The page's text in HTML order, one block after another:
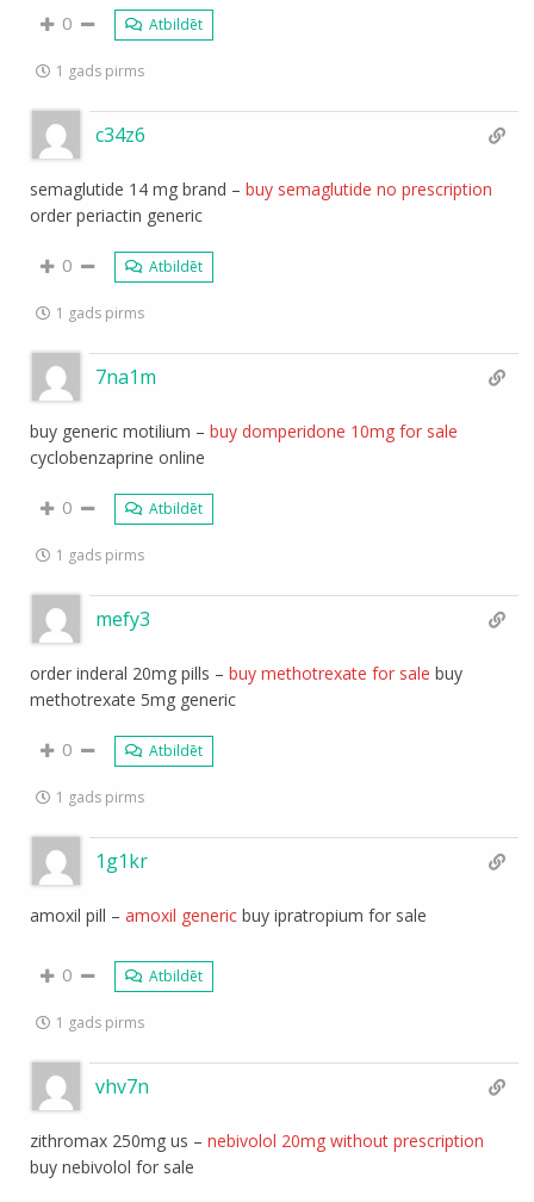
0 Atbildēt
1 gads pirms
c34z6
semaglutide 14 mg brand –buy semaglutide no prescription
order periactin generic
0 Atbildēt
1 gads pirms
7na1m
buy generic motilium –buy domperidone 10mg for sale
cyclobenzaprine online
0 Atbildēt
1 gads pirms
mefy3
order inderal 20mg pills –buy methotrexate for sale buy
methotrexate 5mg generic
0 Atbildēt
1 gads pirms
1g1kr
amoxil pill –amoxil generic buy ipratropium for sale
0 Atbildēt
1 gads pirms
vhv7n
zithromax 250mg us –nebivolol 20mg without prescription
buy nebivolol for sale